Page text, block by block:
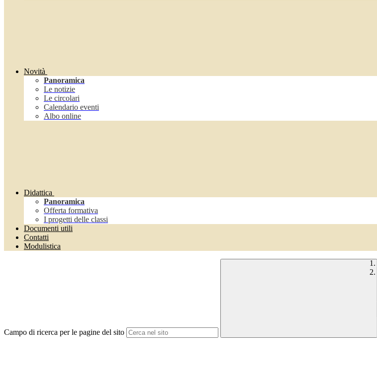
Novità
Panoramica
Le notizie
Le circolari
Calendario eventi
Albo online
Didattica
Panoramica
Offerta formativa
I progetti delle classi
Documenti utili
Contatti
Modulistica
Campo di ricerca per le pagine del sito